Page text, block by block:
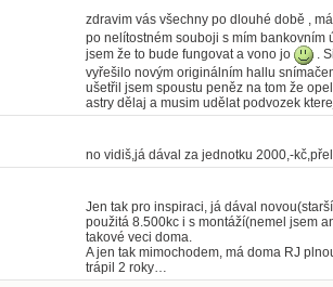
zdravim vás všechny po dlouhé době ,
po nelítostném souboji s mím bankovním
jsem že to bude fungovat a vono jo
.
vyřešilo novým originálním hallu
ušetřil jsem spoustu peněz na tom že
astry dělaj a musim udělat podvozek
no vidiš,já dával za jednotku 2000,-
Jen tak pro inspiraci, já dával
použitá 8.500kc i s montáží(nemel jsem
takové veci doma.
A jen tak mimochodem, má doma RJ
trápil 2 roky…